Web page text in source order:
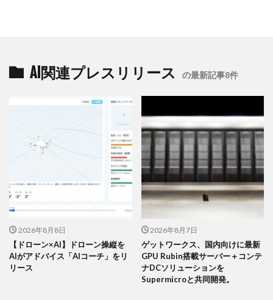
AI関連プレスリリース の最新記事8件
2026年8月8日
【ドローン×AI】ドローン操縦を
AIがアドバイス「AIコーチ」をリ
リース
2026年8月7日
ゲットワークス、国内向けに最新
GPU Rubin搭載サーバー＋コンテ
ナDCソリューションを
Supermicroと共同開発。